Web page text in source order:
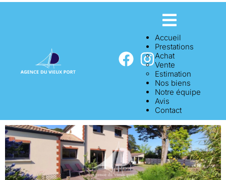
Accueil
Prestations
Achat
Vente
Estimation
Nos biens
Notre équipe
Avis
Contact